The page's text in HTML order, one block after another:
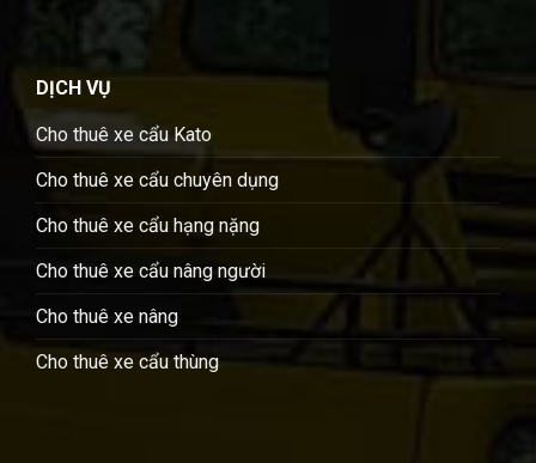
DỊCH VỤ
Cho thuê xe cẩu Kato
Cho thuê xe cẩu chuyên dụng
Cho thuê xe cẩu hạng nặng
Cho thuê xe cẩu nâng người
Cho thuê xe nâng
Cho thuê xe cẩu thùng